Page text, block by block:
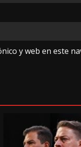
y web en este